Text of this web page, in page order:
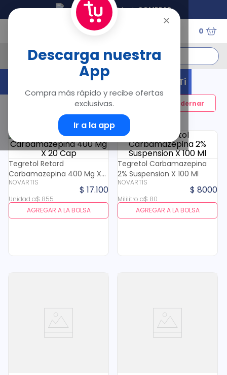
Tu Droguería Virtual COMPRAR
0
¿Qué estás buscando?
✕
Descarga nuestra
App
Compra más rápido y recibe ofertas
exclusivas.
Ir a la app
¡Hola! Estos Productos Son Para Ti
Filtrar
Tegretol Retard
Carbamazepina 400 Mg X
20 Cap
NOVARTIS
$ 17.100
Unidad a$ 855
AGREGAR A LA BOLSA
Tegretol Carbamazepina
2% Suspension X 100 Ml
NOVARTIS
$ 8000
Mililitro a$ 80
AGREGAR A LA BOLSA
Términos Más Buscados
.
floratil
marimer
mounjaro
5.
forz
6.
acetaminofén
7.
pañales
8.
wegovy
9.
cyclofem
10. vitamina c